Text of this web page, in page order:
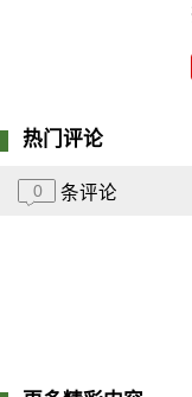
热门评论
0 条评论